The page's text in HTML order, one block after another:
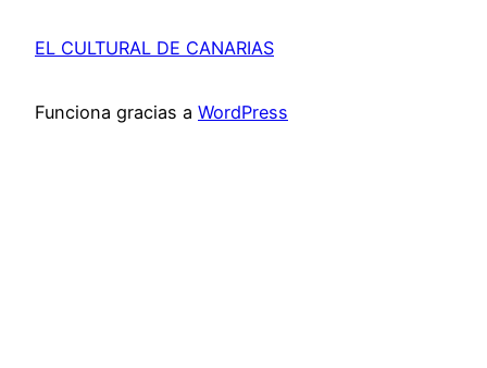
EL CULTURAL DE CANARIAS
Funciona gracias a WordPress